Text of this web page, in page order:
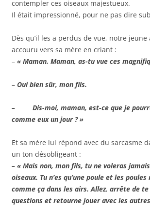
contempler ces oiseaux majestueux.
Il était impressionné, pour ne pas dire
Dès qu’il les a perdus de vue, notre jeune
accouru vers sa mère en criant :
– « Maman. Maman, as-tu vue ces
– Oui bien sûr, mon fils.
– Dis-moi, maman, est-ce que je
comme eux un jour ? »
Et sa mère lui répond avec du sarcasme
un ton désobligeant :
– « Mais non, mon fils, tu ne voleras
oiseaux. Tu n’es qu’une poule et les poules
comme ça dans les airs. Allez, arrête de
questions et retourne jouer avec les